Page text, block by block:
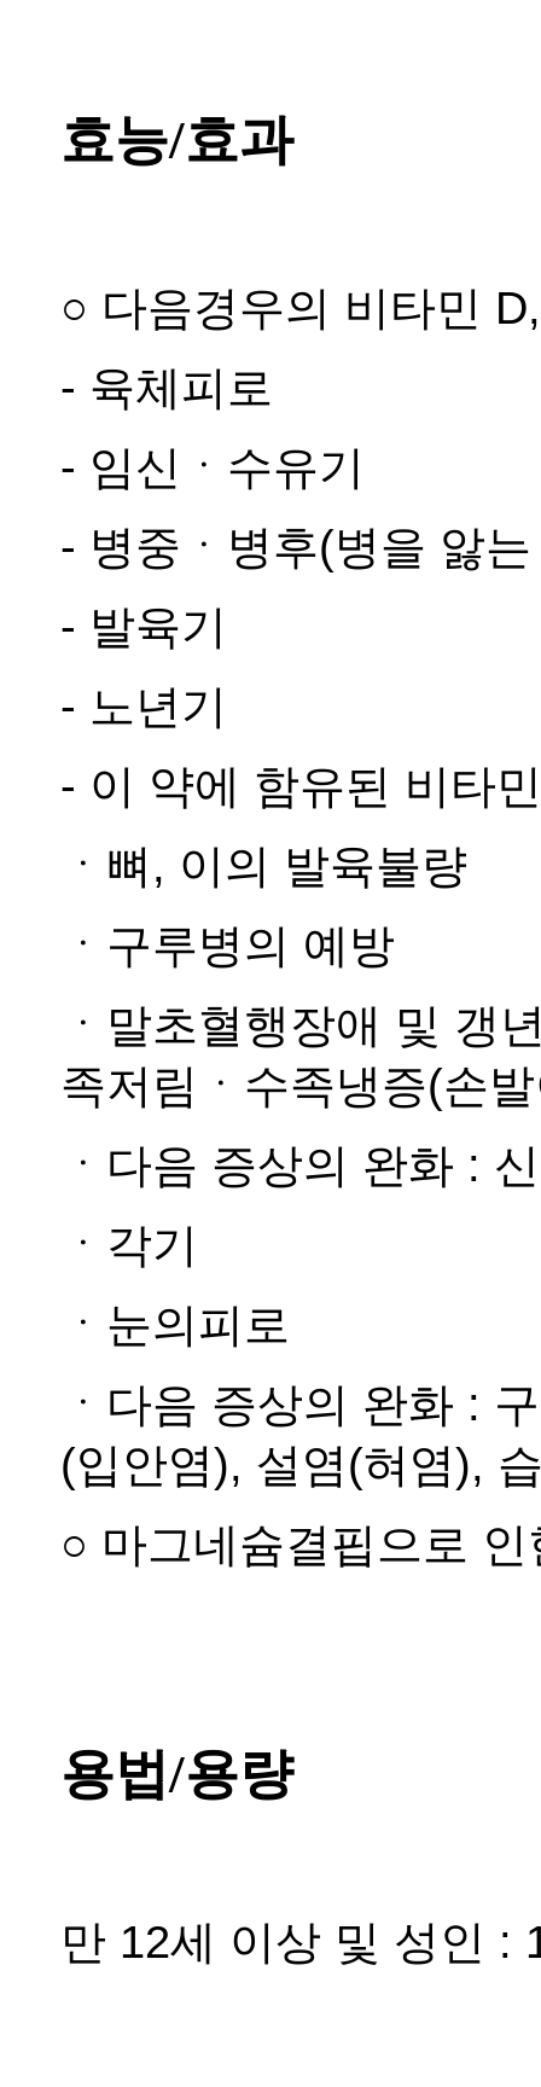
효능/효과
○ 다음경우의 비타민
- 육체피로
- 임신ㆍ수유기
- 병중ㆍ병후(병을 앓
- 발육기
- 노년기
- 이 약에 함유된 비타
ㆍ뼈, 이의 발육불량
ㆍ구루병의 예방
ㆍ말초혈행장애 및 갱
족저림ㆍ수족냉증(손
ㆍ다음 증상의 완화 :
ㆍ각기
ㆍ눈의피로
ㆍ다음 증상의 완화 :
(입안염), 설염(혀염),
○ 마그네슘결핍으로
용법/용량
만 12세 이상 및 성인 :